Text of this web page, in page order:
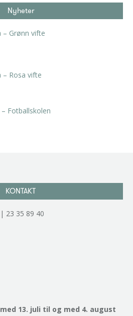
Nyheter
– Grønn vifte
– Rosa vifte
Fotballskolen
KONTAKT
23 35 89 40
13. juli til og med 4. august